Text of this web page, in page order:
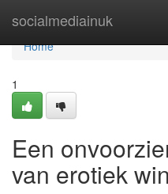
socialmediainuk
Home
Home
1
Een
van erotiek